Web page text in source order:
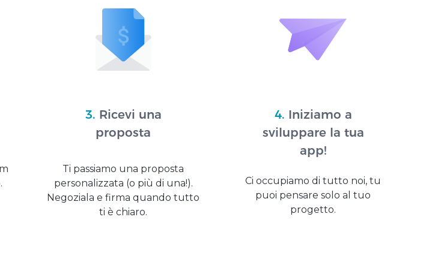
3. Ricevi una
proposta
Ti passiamo una proposta
personalizzata (o più di una!).
Negoziala e firma quando tutto
ti è chiaro.
4. Iniziamo a
sviluppare la tua
app!
Ci occupiamo di tutto noi, tu
puoi pensare solo al tuo
progetto.